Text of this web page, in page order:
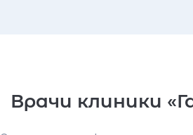
Врачи клиники